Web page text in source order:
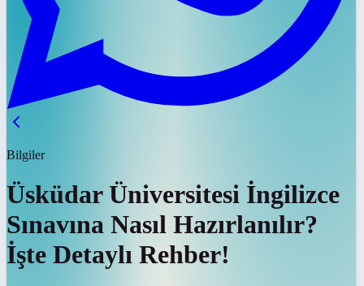
Bilgiler
Üsküdar Üniversitesi İngilizce
Sınavına Nasıl Hazırlanılır?
İşte Detaylı Rehber!